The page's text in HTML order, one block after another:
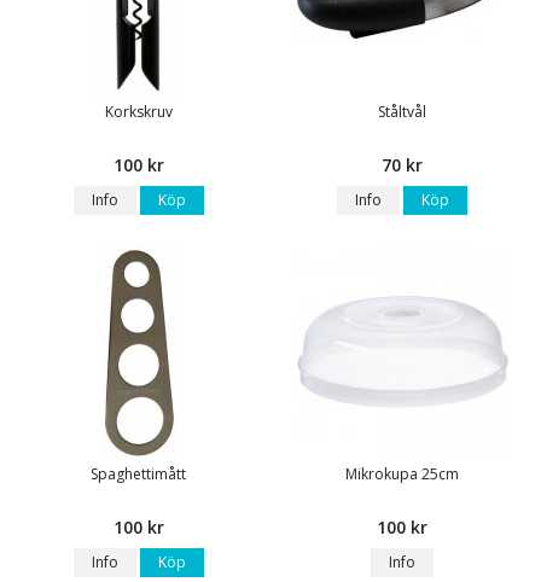
Korkskruv
100 kr
Info Köp
Ståltvål
70 kr
Info Köp
Spaghettimått
100 kr
Info Köp
Mikrokupa 25cm
100 kr
Info